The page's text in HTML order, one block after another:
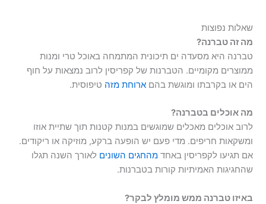
שאלות נפוצות
מה זה טברנה?
טברנה היא מסעדה ים תיכונית המתמחה באוכל טרי ומנות
ממוצרים מקומיים. הטברנות של קפריסין לרוב נמצאות על חוף
הים או בקרבתו ומוגשת בהםארוחת מזה טיפוסית.
מה אוכלים בטברנה?
לרוב אוכלים מאכלים שמוגשים במנות קטנות תוך שתיית אוזו
ומשקאות חריפים. מדי פעם יש הופעה ברקע, מוזיקה או ריקודים.
אם תגיעו לקפריסין באחדמהחגים השונים לאורך השנה תגלו
שהחגיגות האמיתיות קורות בטברנות.
באיזו טברנה ממש מומלץ לבקר?